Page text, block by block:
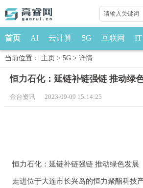
首页 AI 云计算 5G 互联网 IT
当前位置： 主页 > 5G > 详情
恒力石化：延链补链强链 推动绿
金台资讯 2023-09-09 15:14:25
恒力石化：延链补链强链 推动绿色发展
走进位于大连市长兴岛的恒力聚酯科技